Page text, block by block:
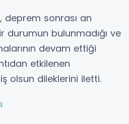
deprem sonrası an
durumun bulunmadığı ve
devam ettiği
etkilenen
olsun dileklerini iletti.